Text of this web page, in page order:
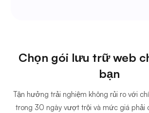
Chọn gói lưu trữ web
bạn
Tận hưởng trải nghiệm không rủi ro với
trong 30 ngày vượt trội và mức giá phải